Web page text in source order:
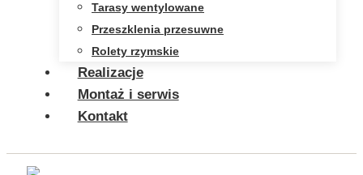
Tarasy wentylowane
Przeszklenia przesuwne
Rolety rzymskie
Realizacje
Montaż i serwis
Kontakt